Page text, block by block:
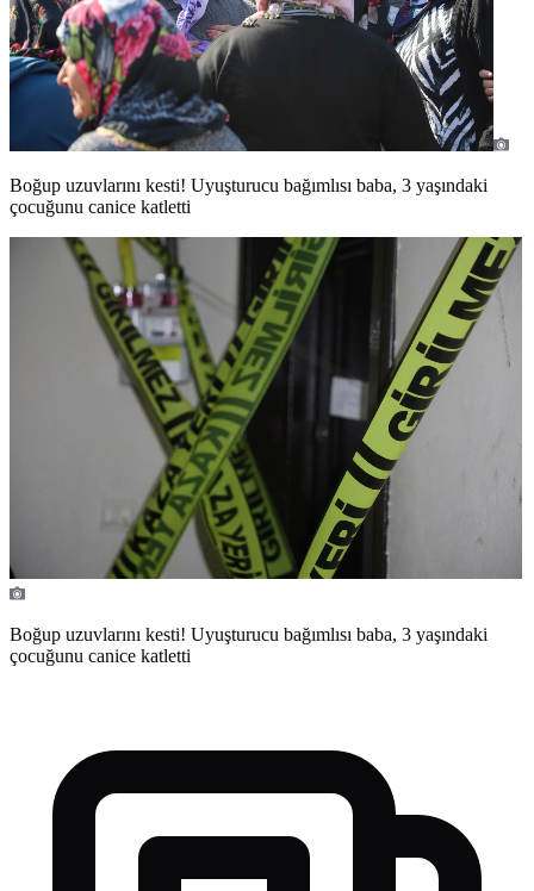
Boğup uzuvlarını kesti! Uyuşturucu bağımlısı baba, 3 yaşındaki
çocuğunu canice katletti
Boğup uzuvlarını kesti! Uyuşturucu bağımlısı baba, 3 yaşındaki
çocuğunu canice katletti